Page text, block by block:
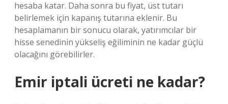
hesaba katar. Daha sonra bu fiyat, üst tutarı
belirlemek için kapanış tutarına eklenir. Bu
hesaplamanın bir sonucu olarak, yatırımcılar bir
hisse senedinin yükseliş eğiliminin ne kadar güçlü
olacağını görebilirler.
Emir iptali ücreti ne kadar?